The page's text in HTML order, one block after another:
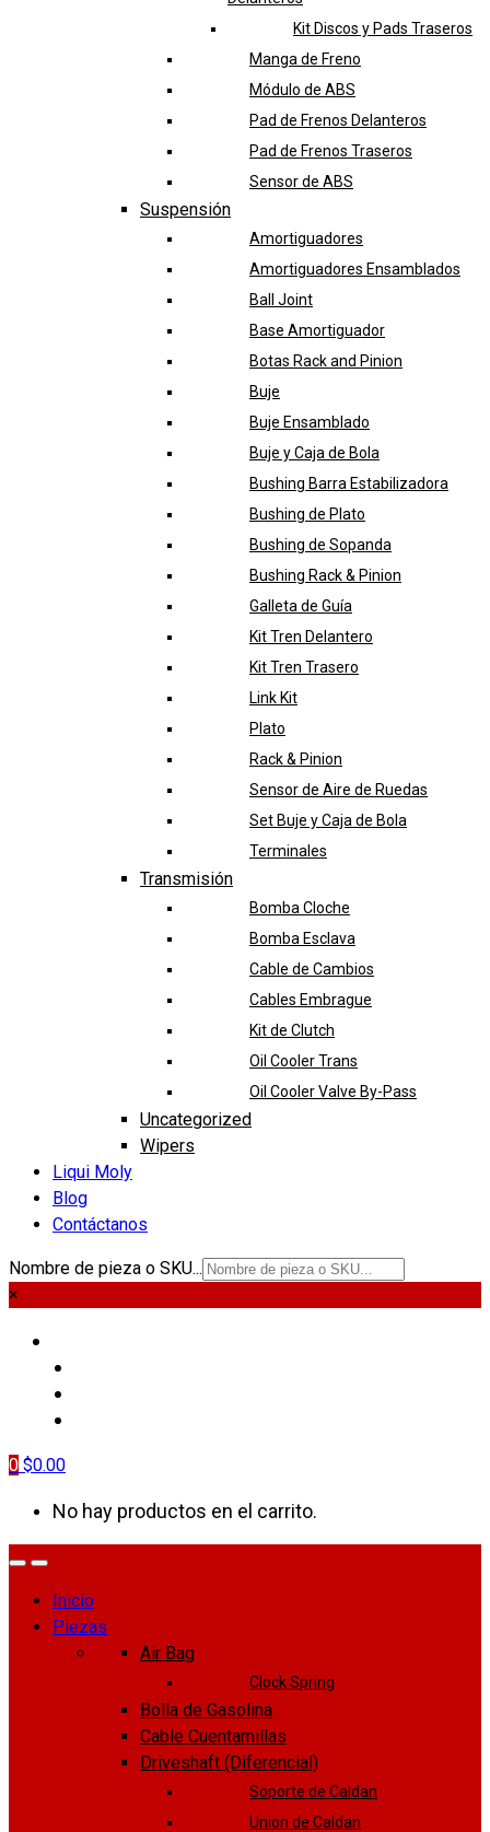
Kit Discos y Pads Traseros
Manga de Freno
Módulo de ABS
Pad de Frenos Delanteros
Pad de Frenos Traseros
Sensor de ABS
Suspensión
Amortiguadores
Amortiguadores Ensamblados
Ball Joint
Base Amortiguador
Botas Rack and Pinion
Buje
Buje Ensamblado
Buje y Caja de Bola
Bushing Barra Estabilizadora
Bushing de Plato
Bushing de Sopanda
Bushing Rack & Pinion
Galleta de Guía
Kit Tren Delantero
Kit Tren Trasero
Link Kit
Plato
Rack & Pinion
Sensor de Aire de Ruedas
Set Buje y Caja de Bola
Terminales
Transmisión
Bomba Cloche
Bomba Esclava
Cable de Cambios
Cables Embrague
Kit de Clutch
Oil Cooler Trans
Oil Cooler Valve By-Pass
Uncategorized
Wipers
Liqui Moly
Blog
Contáctanos
Nombre de pieza o SKU...
×
0 $0.00
No hay productos en el carrito.
Inicio
Piezas
Air Bag
Clock Spring
Bolla de Gasolina
Cable Cuentamillas
Driveshaft (Diferencial)
Soporte de Caldan
Union de Caldan